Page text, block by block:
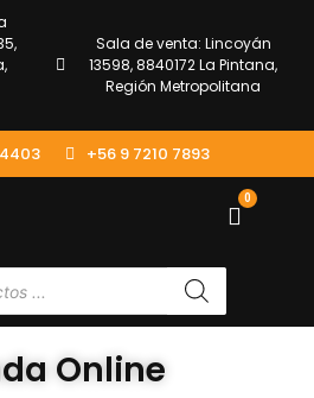
Sala de venta: Lincoyán
13598, 8840172 La Pintana,
Región Metropolitana
+56 9 7210 7893
0
Online